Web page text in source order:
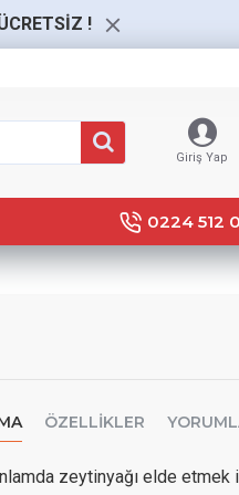
!
Giriş Yap
0224 512
ÖZELLIKLER
zeytinyağı elde etmek